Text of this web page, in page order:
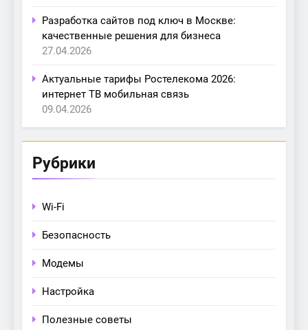
Разработка сайтов под ключ в Москве:
качественные решения для бизнеса
27.04.2026
Актуальные тарифы Ростелекома 2026:
интернет ТВ мобильная связь
09.04.2026
Рубрики
Wi-Fi
Безопасность
Модемы
Настройка
Полезные советы